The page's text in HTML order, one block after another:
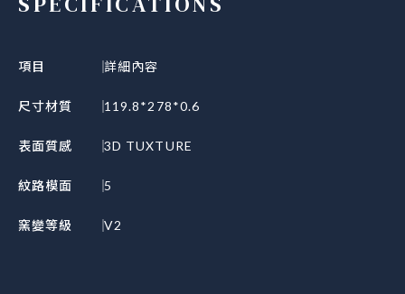
項目 詳細內容
尺寸材質 119.8*278*0.6
表面質感 3D TUXTURE
紋路模面 5
窯變等級 V2